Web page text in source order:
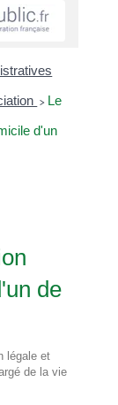
> Le
d'un
de
légale et
de la vie